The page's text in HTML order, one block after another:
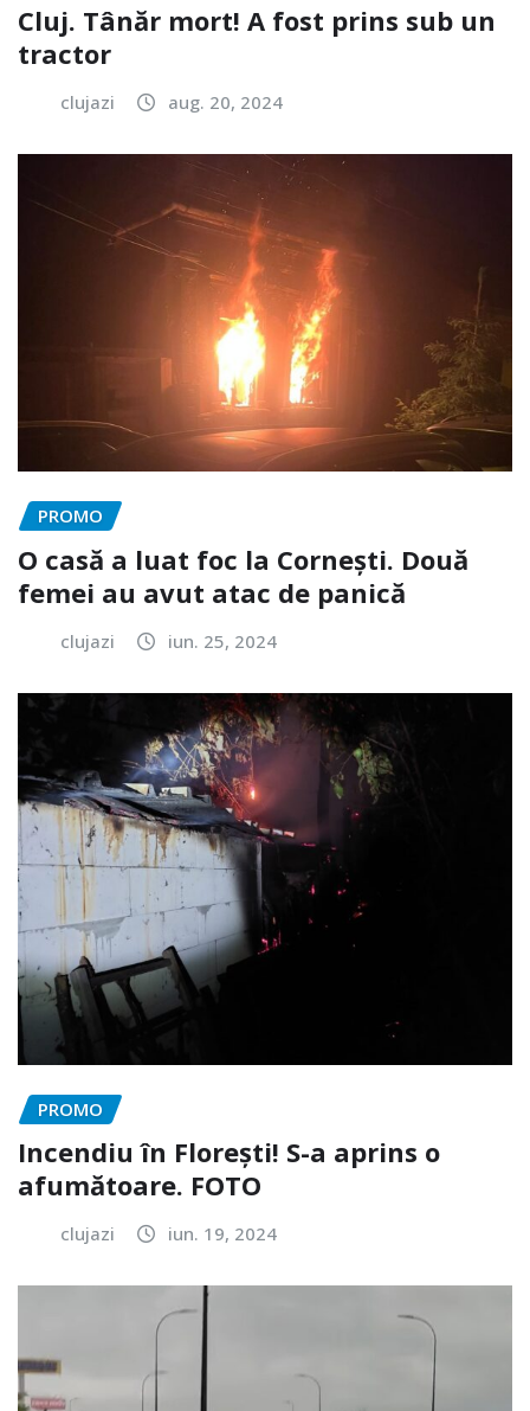
Cluj. Tânăr mort! A fost prins sub un
tractor
clujazi aug. 20, 2024
PROMO
O casă a luat foc la Cornești. Două
femei au avut atac de panică
clujazi iun. 25, 2024
PROMO
Incendiu în Florești! S-a aprins o
afumătoare. FOTO
clujazi iun. 19, 2024